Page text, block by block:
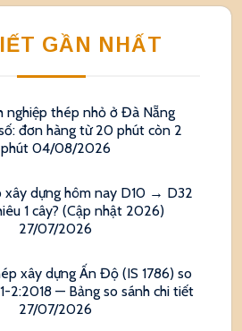
GẦN NHẤT
nghiệp thép nhỏ ở Đà Nẵng
đơn hàng từ 20 phút còn 2
phút 04/08/2026
xây dựng hôm nay D10 → D32
1 cây? (Cập nhật 2026)
27/07/2026
xây dựng Ấn Độ (IS 1786) so
2:2018 — Bảng so sánh chi tiết
27/07/2026